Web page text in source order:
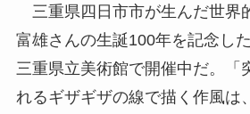
三重県四日市市が生んだ世界
富雄さんの生誕100年を記念し
三重県立美術館で開催中だ。「
れるギザギザの線で描く作風は